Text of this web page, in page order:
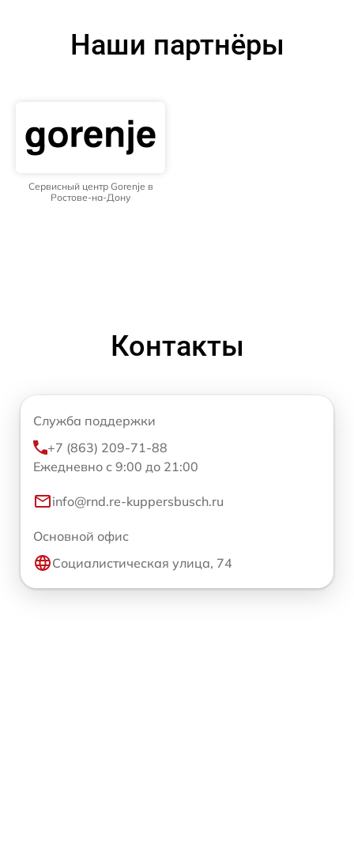
Наши партнёры
Сервисный центр Gorenje в
Ростове-на-Дону
Контакты
Служба поддержки
+7 (863) 209-71-88
Ежедневно с 9:00 до 21:00
info@rnd.re-kuppersbusch.ru
Основной офис
Социалистическая улица, 74